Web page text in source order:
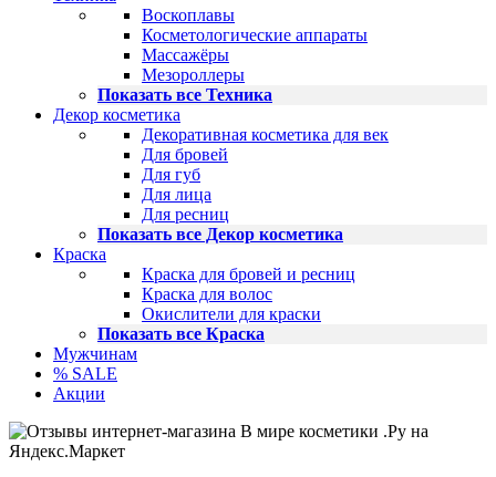
Воскоплавы
Косметологические аппараты
Массажёры
Мезороллеры
Показать все Техника
Декор косметика
Декоративная косметика для век
Для бровей
Для губ
Для лица
Для ресниц
Показать все Декор косметика
Краска
Краска для бровей и ресниц
Краска для волос
Окислители для краски
Показать все Краска
Мужчинам
% SALE
Акции